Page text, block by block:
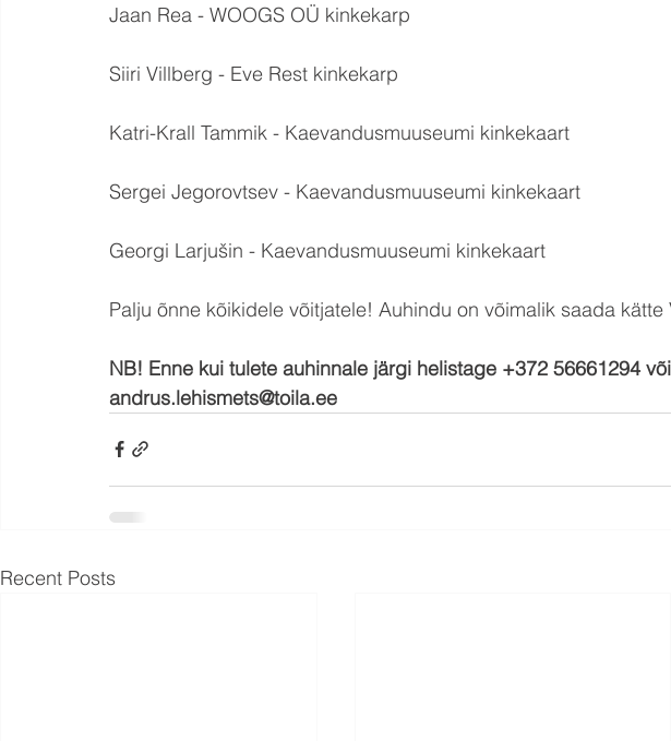
Jaan Rea - WOOGS OÜ kinkekarp
Siiri Villberg - Eve Rest kinkekarp
Katri-Krall Tammik - Kaevandusmuuseumi kinkekaart
Sergei Jegorovtsev - Kaevandusmuuseumi kinkekaart
Georgi Larjušin - Kaevandusmuuseumi kinkekaart
Palju õnne kõikidele võitjatele! Auhindu on võimalik saada
NB! Enne kui tulete auhinnale järgi helistage +372 56661294
andrus.lehismets@toila.ee
Recent Posts